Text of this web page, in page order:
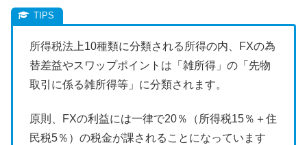
所得税法上10種類に分類される所得の内、FXの為
替差益やスワップポイントは「雑所得」の「先物
取引に係る雑所得等」に分類されます。
原則、FXの利益には一律で20％（所得税15％＋住
民税5％）の税金が課されることになっています